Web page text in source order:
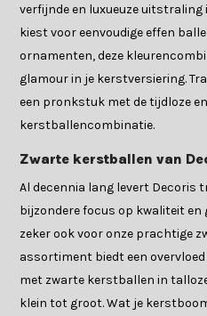
verfijnde en luxueuze uitstraling
kiest voor eenvoudige effen
ornamenten, deze
glamour in je kerstversiering.
een pronkstuk met de tijdloze
kerstballencombinatie.
Zwarte kerstballen van
Al decennia lang levert Decoris
bijzondere focus op kwaliteit
zeker ook voor onze prachtige
assortiment biedt een
met zwarte kerstballen in
klein tot groot. Wat je